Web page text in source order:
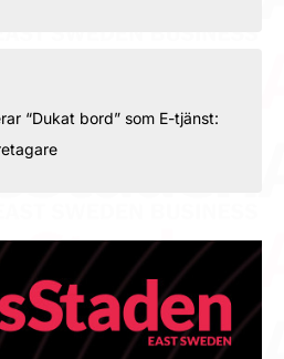
“Dukat bord” som E-tjänst: